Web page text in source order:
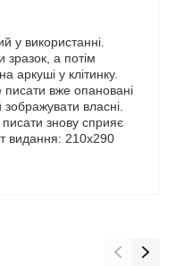
у використанні.
зразок, а потім
аркуші у клітинку.
писати вже опановані
власні.
знову сприяє
видання: 210х290